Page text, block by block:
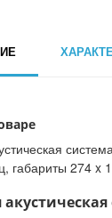
габариты 274 x